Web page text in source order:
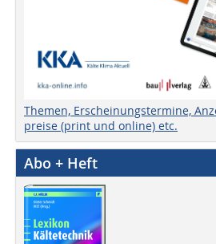
Themen, Erscheinungstermine,
preise (print und online) etc.
Abo + Heft